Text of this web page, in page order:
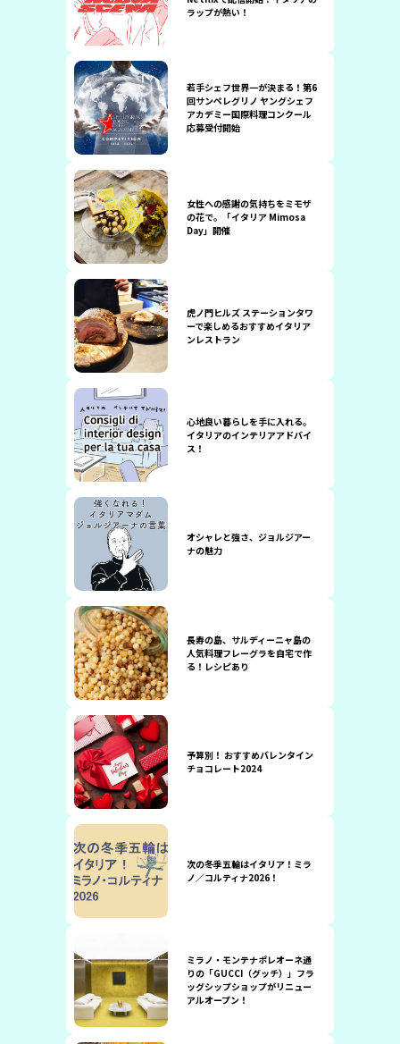
ラップが熱い！
若手シェフ世界一が決まる！第6
回サンペレグリノ ヤングシェフ
アカデミー国際料理コンクール
応募受付開始
女性への感謝の気持ちをミモザ
の花で。「イタリア Mimosa
Day」開催
虎ノ門ヒルズ ステーションタワ
ーで楽しめるおすすめイタリア
ンレストラン
心地良い暮らしを手に入れる。
イタリアのインテリアアドバイ
ス！
オシャレと強さ、ジョルジアー
ナの魅力
長寿の島、サルディーニャ島の
人気料理フレーグラを自宅で作
る！レシピあり
予算別！ おすすめバレンタイン
チョコレート2024
次の冬季五輪はイタリア！ミラ
ノ／コルティナ2026！
ミラノ・モンテナポレオーネ通
りの「GUCCI（グッチ）」フラ
ッグシップショップがリニュー
アルオープン！